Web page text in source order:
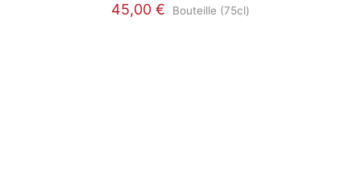
45,00 €
Bouteille (75cl)